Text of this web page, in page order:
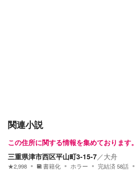
関連小説
この住所に関する情報を集めております。
三重県津市西区平山町3-15-7／大舟
★2,998 書籍化 ホラー 完結済 58話